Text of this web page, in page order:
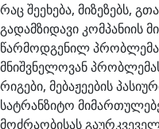
რაც შეეხება, მიზეზებს,
გადამზიდავი კომპანიის
წარმოდგენილ
მნიშვნელოვან
რიგები, მებაჟეების
სატრანზიტო
მოძრაობისას